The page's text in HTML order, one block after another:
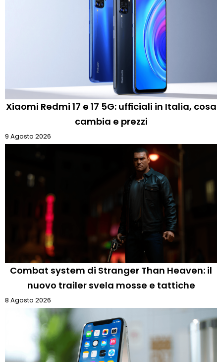
Xiaomi Redmi 17 e 17 5G: ufficiali in Italia, cosa
cambia e prezzi
9 Agosto 2026
Combat system di Stranger Than Heaven: il
nuovo trailer svela mosse e tattiche
8 Agosto 2026